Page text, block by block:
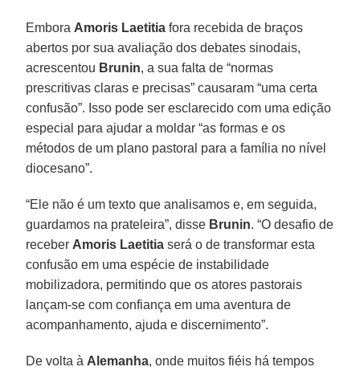
Embora Amoris Laetitia fora recebida de braços
abertos por sua avaliação dos debates sinodais,
acrescentou Brunin, a sua falta de “normas
prescritivas claras e precisas” causaram “uma certa
confusão”. Isso pode ser esclarecido com uma edição
especial para ajudar a moldar “as formas e os
métodos de um plano pastoral para a família no nível
diocesano”.
“Ele não é um texto que analisamos e, em seguida,
guardamos na prateleira”, disse Brunin. “O desafio de
receber Amoris Laetitia será o de transformar esta
confusão em uma espécie de instabilidade
mobilizadora, permitindo que os atores pastorais
lançam-se com confiança em uma aventura de
acompanhamento, ajuda e discernimento”.
De volta à Alemanha, onde muitos fiéis há tempos